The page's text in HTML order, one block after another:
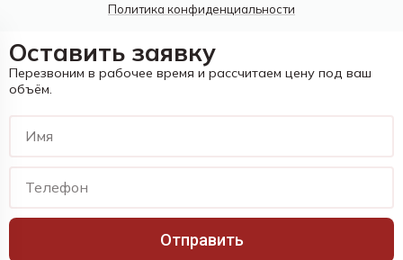
Политика конфиденциальности
Оставить заявку
Перезвоним в рабочее время и рассчитаем цену под ваш
объём.
Отправить